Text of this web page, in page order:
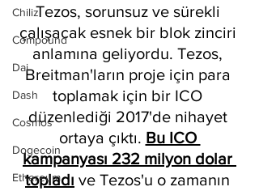
Chiliz
Compound
Dai
Dash
Cosmos
Dogecoin
Ethereum
Tezos, sorunsuz ve sürekli
çalışacak esnek bir blok zinciri
anlamına geliyordu. Tezos,
Breitman'ların proje için para
toplamak için bir ICO
düzenlediği 2017'de nihayet
ortaya çıktı. Bu ICO
kampanyası 232 milyon dolar
topladı ve Tezos'u o zamanın